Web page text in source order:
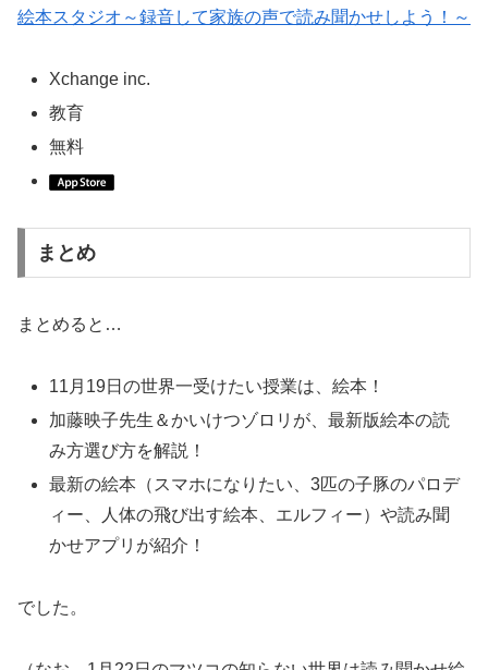
絵本スタジオ～録音して家族の声で読み聞かせしよう！～
Xchange inc.
教育
無料
まとめ
まとめると…
11月19日の世界一受けたい授業は、絵本！
加藤映子先生＆かいけつゾロリが、最新版絵本の読
み方選び方を解説！
最新の絵本（スマホになりたい、3匹の子豚のパロデ
ィー、人体の飛び出す絵本、エルフィー）や読み聞
かせアプリが紹介！
でした。